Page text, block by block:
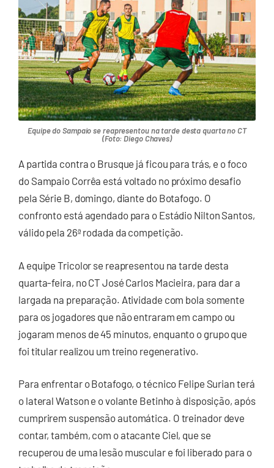
Equipe do Sampaio se reapresentou na tarde desta quarta no CT
(Foto: Diego Chaves)
A partida contra o Brusque já ficou para trás, e o foco
do Sampaio Corrêa está voltado no próximo desafio
pela Série B, domingo, diante do Botafogo. O
confronto está agendado para o Estádio Nilton Santos,
válido pela 26ª rodada da competição.
A equipe Tricolor se reapresentou na tarde desta
quarta-feira, no CT José Carlos Macieira, para dar a
largada na preparação. Atividade com bola somente
para os jogadores que não entraram em campo ou
jogaram menos de 45 minutos, enquanto o grupo que
foi titular realizou um treino regenerativo.
Para enfrentar o Botafogo, o técnico Felipe Surian terá
o lateral Watson e o volante Betinho à disposição, após
cumprirem suspensão automática. O treinador deve
contar, também, com o atacante Ciel, que se
recuperou de uma lesão muscular e foi liberado para o